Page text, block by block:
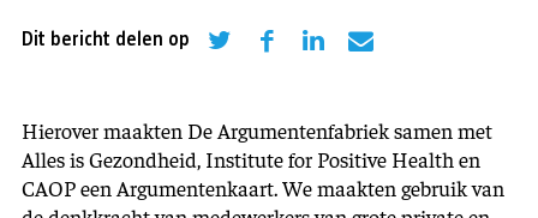
Dit bericht delen op
Hierover maakten De Argumentenfabriek samen met
Alles is Gezondheid, Institute for Positive Health en
CAOP een Argumentenkaart. We maakten gebruik van